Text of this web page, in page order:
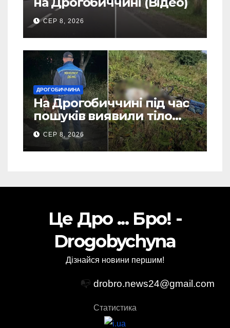
СЕР 8, 2026
ДРОГОБИЧЧИНА
На Дрогобиччині під час
пошуків виявили тіло
зниклого чоловіка (Фото)
СЕР 8, 2026
Це Дро ... Бро! -
Drogobychyna
Дізнайся новини першим!
📭 drobro.news24@gmail.com
Статистика